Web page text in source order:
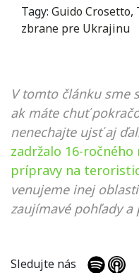
Tagy: Guido Crosetto,
zbrane pre Ukrajinu
V tomto článku sme
ak máte chuť
nenechajte ujsť aj
zadržalo 16-
prípravy na
venujeme inej
zaujímavé pohľady
Sledujte nás